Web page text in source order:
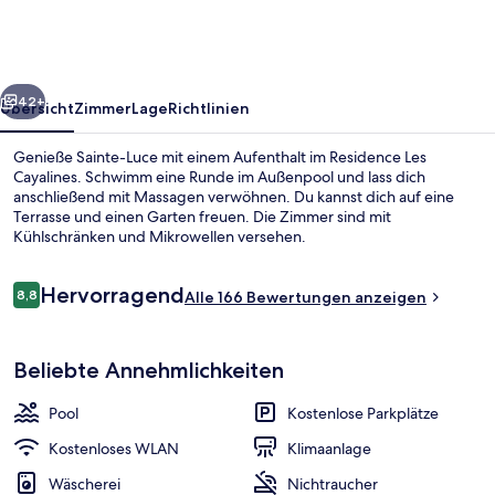
Weiter
42+
ÜbersichtZimmerLageRichtlinien
Genieße Sainte-Luce mit einem Aufenthalt im Residence Les
Cayalines. Schwimm eine Runde im Außenpool und lass dich
anschließend mit Massagen verwöhnen. Du kannst dich auf eine
Terrasse und einen Garten freuen. Die Zimmer sind mit
Kühlschränken und Mikrowellen versehen.
Bewertungen
8,88,8 von 10.
HervorragendAlle 166 Bewertungen anzeigen
Beliebte Annehmlichkeiten
Pool
Kostenlose Parkplätze
Kostenloses WLAN
Klimaanlage
Wäscherei
Nichtraucher